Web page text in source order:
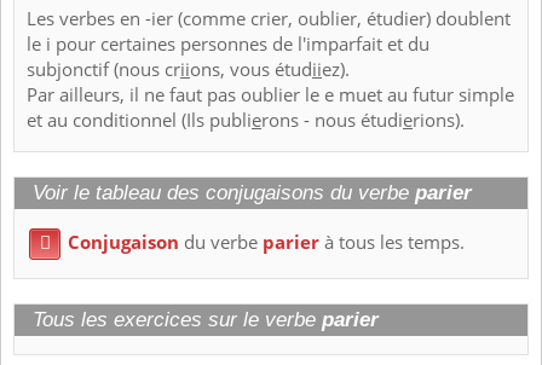
Les verbes en -ier (comme crier, oublier, étudier) doublent
le i pour certaines personnes de l'imparfait et du
subjonctif (nous criions, vous étudiiez).
Par ailleurs, il ne faut pas oublier le e muet au futur simple
et au conditionnel (Ils publierons - nous étudierions).
Voir le tableau des conjugaisons du verbe parier
 Conjugaison du verbe parierà tous les temps.
Tous les exercices sur le verbe parier